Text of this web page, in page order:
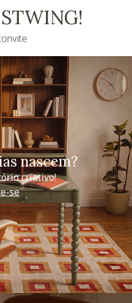
nascem?
criativo!
se